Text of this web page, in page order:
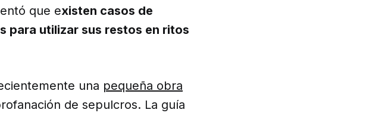
que existen casos de
para utilizar sus restos en ritos
una pequeña obra
de sepulcros. La guía